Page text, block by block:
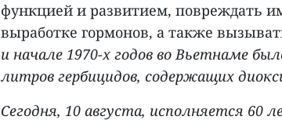
функцией и развитием, повреждать
выработке гормонов, а также
и начале 1970-х годов во Вьетнаме
литров гербицидов, содержащих
Сегодня, 10 августа, исполняется 60